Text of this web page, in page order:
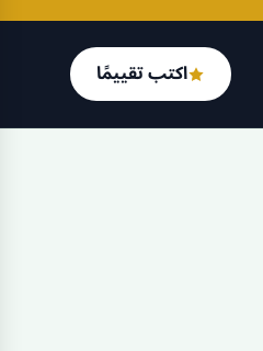
اكتب تقييمًا